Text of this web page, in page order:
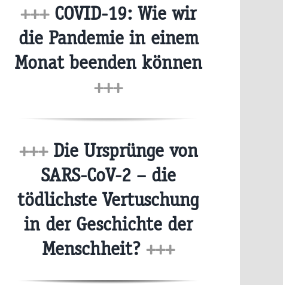
+++COVID-19: Wie wir
die Pandemie in einem
Monat beenden können
+++
+++Die Ursprünge von
SARS-CoV-2 – die
tödlichste Vertuschung
in der Geschichte der
Menschheit? +++